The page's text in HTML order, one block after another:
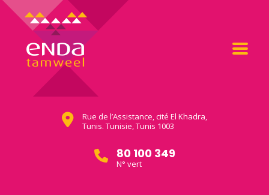
Rue de l’Assistance, cité El Khadra,
Tunis. Tunisie, Tunis 1003
80 100 349
N° vert